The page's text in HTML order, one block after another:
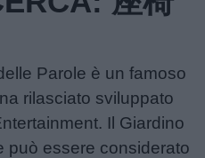
Parole è un famoso
rilasciato sviluppato
Il Giardino
può essere considerato